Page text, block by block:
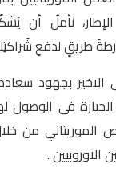
نأملُ أن
طريقٍ لدفعِ
الاخير بجهود
فى الوصول
الموريتاني من
.